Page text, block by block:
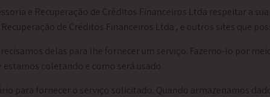
e Recuperação de Créditos Financeiros Ltda respeitar a
Recuperação de Créditos Financeiros Ltda , e outros sites que
delas para lhe fornecer um serviço. Fazemo-lo por
coletando e como será usado.
para fornecer o serviço solicitado. Quando armazenamos